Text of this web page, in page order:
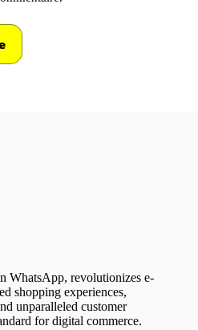
WhatsApp, revolutionizes e-
shopping experiences,
unparalleled customer
for digital commerce.